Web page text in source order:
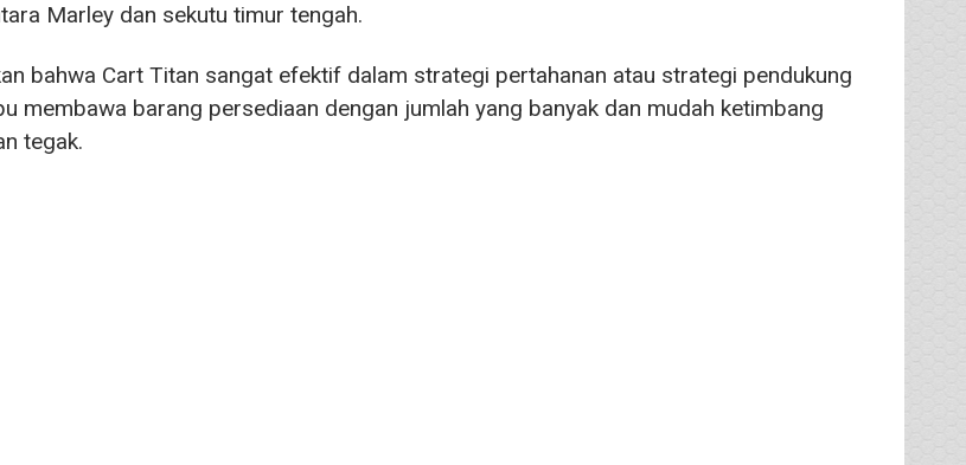
Marley dan sekutu timur tengah.
bahwa Cart Titan sangat efektif dalam strategi pertahanan atau strategi pendukung
membawa barang persediaan dengan jumlah yang banyak dan mudah ketimbang
tegak.